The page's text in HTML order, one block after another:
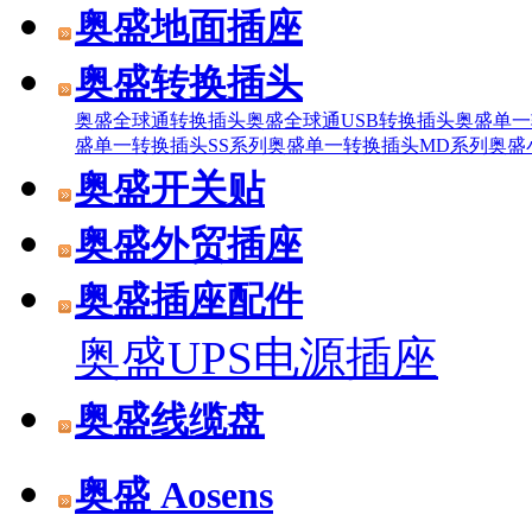
奥盛地面插座
奥盛转换插头
奥盛全球通转换插头奥盛全球通USB转换插头奥盛单
盛单一转换插头SS系列 奥盛单一转换插头MD系列 奥盛
奥盛开关贴
奥盛外贸插座
奥盛插座配件
奥盛UPS电源插座
奥盛线缆盘
奥盛 Aosens